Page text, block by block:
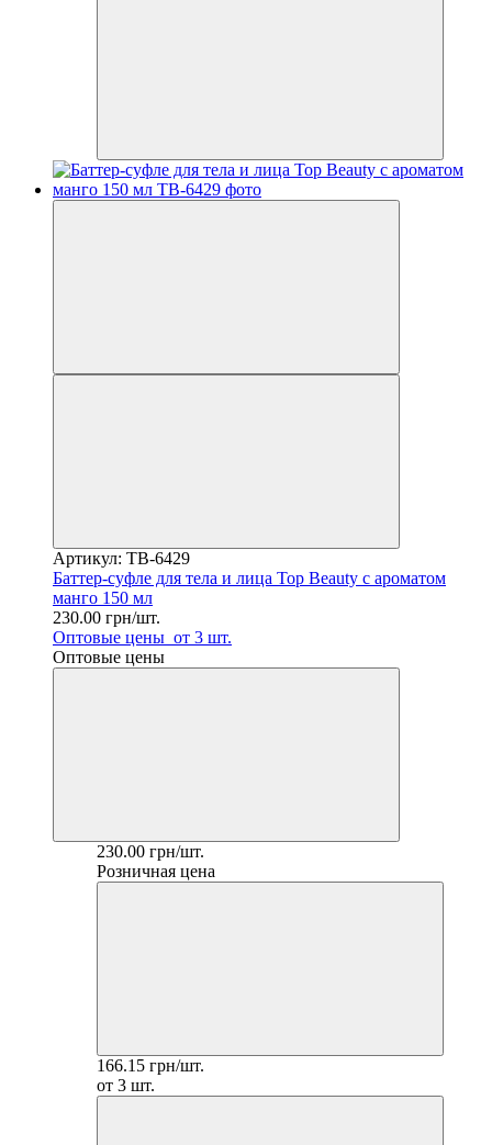
Артикул: TB-6429
Баттер-суфле для тела и лица Top Beauty с ароматом
манго 150 мл
230.00 грн/шт.
Оптовые цены от 3 шт.
Оптовые цены
230.00 грн/шт.
Розничная цена
166.15 грн/шт.
от 3 шт.